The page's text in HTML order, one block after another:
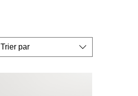
Trier par